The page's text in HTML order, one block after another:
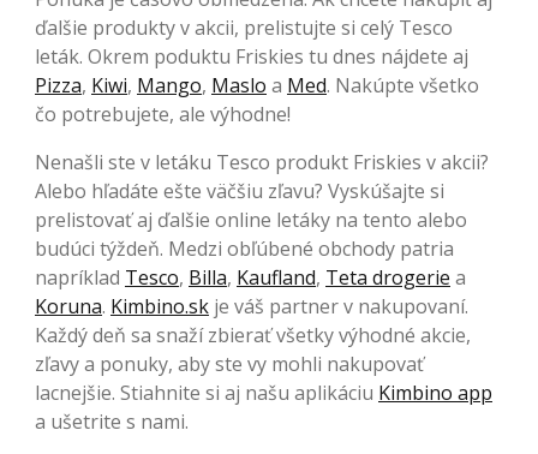
ďalšie produkty v akcii, prelistujte si celý Tesco
leták. Okrem poduktu Friskies tu dnes nájdete aj
Pizza, Kiwi, Mango, Maslo a Med. Nakúpte všetko
čo potrebujete, ale výhodne!
Nenašli ste v letáku Tesco produkt Friskies v akcii?
Alebo hľadáte ešte väčšiu zľavu? Vyskúšajte si
prelistovať aj ďalšie online letáky na tento alebo
budúci týždeň. Medzi obľúbené obchody patria
napríklad Tesco, Billa, Kaufland, Teta drogerie a
Koruna. Kimbino.sk je váš partner v nakupovaní.
Každý deň sa snaží zbierať všetky výhodné akcie,
zľavy a ponuky, aby ste vy mohli nakupovať
lacnejšie. Stiahnite si aj našu aplikáciu Kimbino app
a ušetrite s nami.